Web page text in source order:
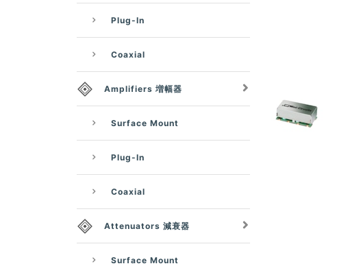
Plug-In
Coaxial
Amplifiers 増幅器
Surface Mount
Plug-In
Coaxial
Attenuators 減衰器
Surface Mount